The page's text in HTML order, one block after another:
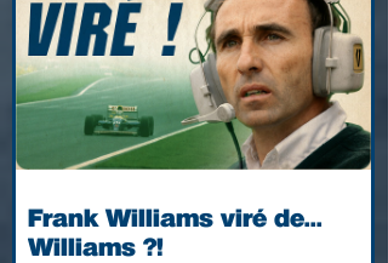
Frank Williams viré de...
Williams ?!